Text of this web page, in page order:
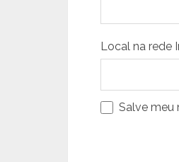
Local na rede
Salve meu